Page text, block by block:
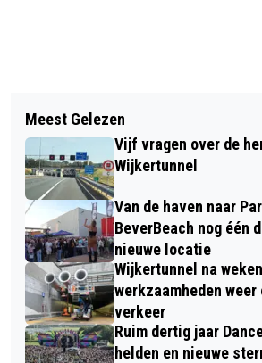
SLOT-WEEKEND RUÏNE VAN
BREDERODE
VERHAAL VAN DE DAG: 45
SMURFENGEKTE
Meest Gelezen
Vijf vragen over de
Wijkertunnel
Van de haven naar
BeverBeach nog één
nieuwe locatie
Wijkertunnel na
werkzaamheden weer
verkeer
Ruim dertig jaar
helden en nieuwe